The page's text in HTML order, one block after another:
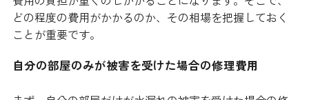
どの程度の費用がかかるのか、その相場を把握しておく
ことが重要です。
自分の部屋のみが被害を受けた場合の修理費用